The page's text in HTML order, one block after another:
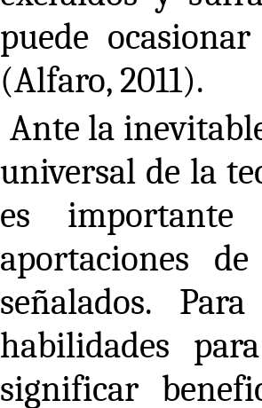
puede
(Alfaro, 2011).
Ante la
universal de la
es
aportaciones
señalados.
habilidades
significar